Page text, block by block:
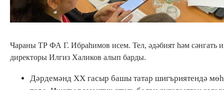
Чараны ТР ФА Г. Ибраһимов исем. Тел, әдәбият һәм сәнгать
директоры Илгиз Халиков алып барды.
Дәрдемәнд ХХ гасыр башы татар шигъриятендә